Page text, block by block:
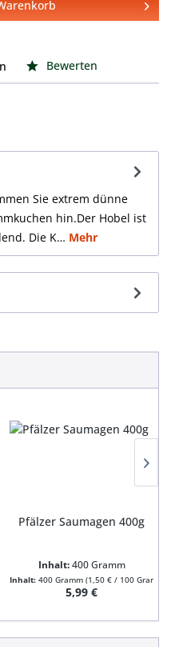
Bewerten
Sie extrem dünne
hin.Der Hobel ist
Die K… Mehr
Pfälzer Saumagen 400g
Inhalt:400 Gramm
Inhalt: 400 Gramm (1,50 € / 100 Gramm)
Regulärer Preis:
5,99 €